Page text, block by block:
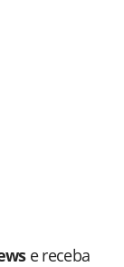
e receba